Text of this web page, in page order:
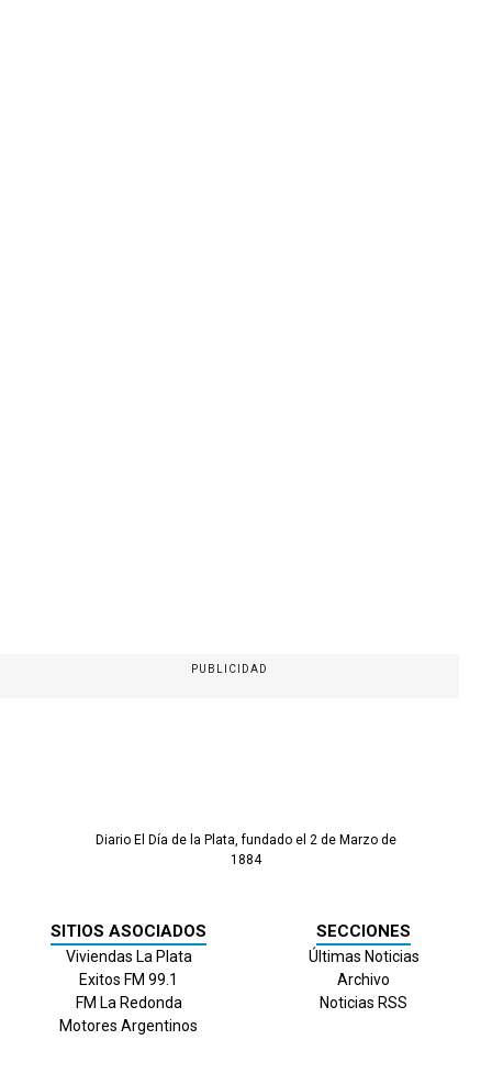
PUBLICIDAD
Diario El Día de la Plata, fundado el 2 de Marzo de
1884
SITIOS ASOCIADOS
Viviendas La Plata
Exitos FM 99.1
FM La Redonda
Motores Argentinos
SECCIONES
Últimas Noticias
Archivo
Noticias RSS